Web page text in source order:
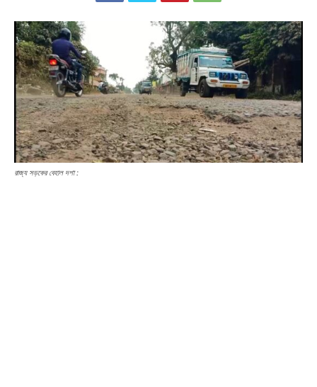
রাজ্য সড়কের বেহাল দশা :